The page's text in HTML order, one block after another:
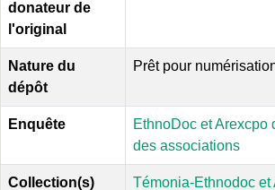
donateur de
l'original
Nature du
dépôt
Prêt pour
Enquête
EthnoDoc et Arexcpo
des associations
Collection(s) Témonia-Ethnodoc